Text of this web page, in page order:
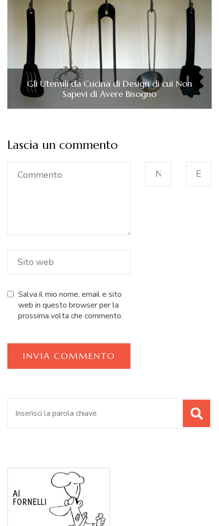
Gli Utensili da Cucina di Design di cui Non
Sapevi di Avere Bisogno
Lascia un commento
Salva il mio nome, email e sito
web in questo browser per la
prossima volta che commento.